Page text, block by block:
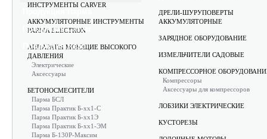
Продукция Carver
Продукция Rezoil
ИНСТРУМЕНТЫ CARVER
АККУМУЛЯТОРНЫЕ ИНСТРУМЕНТЫ
PARMA ELECTRON
АППАРАТЫ МОЮЩИЕ ВЫСОКОГО
ДАВЛЕНИЯ
Электрические
Аксессуары
БЕТОНОСМЕСИТЕЛИ
Парма БСЛ
Парма Практик Б-хх1-С
Парма Практик Б-хх1Э
Парма Практик Б-хх1-ЭМ
Парма Б-130Р-Максим
ДРЕЛИ-ШУРУПОВЕРТЫ
АККУМУЛЯТОРНЫЕ
ЗАРЯДНОЕ ОБОРУДОВАНИЕ
ИЗМЕЛЬЧИТЕЛИ САДОВЫЕ
КОМПРЕССОРНОЕ
Компрессоры
Аксессуары для компрессоров
ЛОБЗИКИ ЭЛЕКТРИЧЕСКИЕ
КУСТОРЕЗЫ